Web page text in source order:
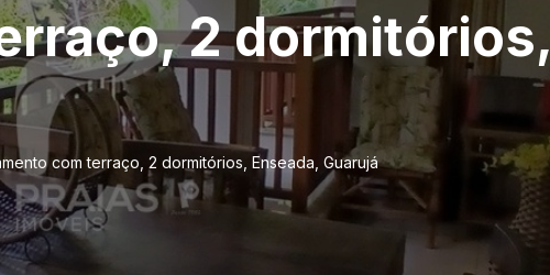
2 dormitórios,
com terraço, 2 dormitórios, Enseada, Guarujá